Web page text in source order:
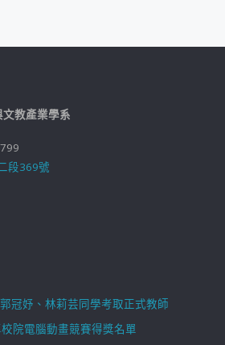
教產業學系
段369號
冠妤、林莉芸同學考取正式教師
院電腦動畫競賽得獎名單